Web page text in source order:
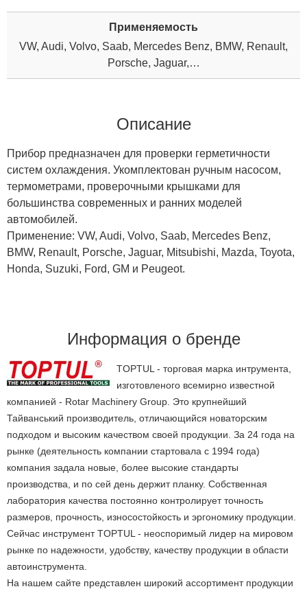
Применяемость
VW, Audi, Volvo, Saab, Mercedes Benz, BMW, Renault,
Porsche, Jaguar,…
Описание
Прибор предназначен для проверки герметичности
систем охлаждения. Укомплектован ручным насосом,
термометрами, проверочными крышками для
большинства современных и ранних моделей
автомобилей.
Применение: VW, Audi, Volvo, Saab, Mercedes Benz,
BMW, Renault, Porsche, Jaguar, Mitsubishi, Mazda, Toyota,
Honda, Suzuki, Ford, GM и Peugeot.
Информация о бренде
TOPTUL - торговая марка интрумента,
изготовленого всемирно известной
компанией - Rotar Machinery Group. Это крупнейший
Тайванський производитель, отличающийся новаторским
подходом и высоким качеством своей продукции. За 24 года на
рынке (деятельность компании стартовала с 1994 года)
компания задала новые, более высокие стандарты
производства, и по сей день держит планку. Собственная
лаборатория качества постоянно контролирует точность
размеров, прочность, износостойкость и эргономику продукции.
Сейчас инструмент TOPTUL - неоспоримый лидер на мировом
рынке по надежности, удобству, качеству продукции в области
автоинструмента.
На нашем сайте представлен широкий ассортимент продукции